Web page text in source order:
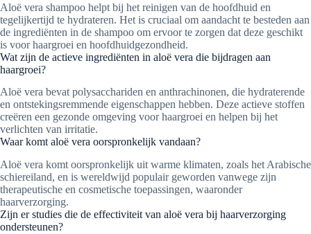
Aloë vera shampoo helpt bij het reinigen van de hoofdhuid en
tegelijkertijd te hydrateren. Het is cruciaal om aandacht te besteden aan
de ingrediënten in de shampoo om ervoor te zorgen dat deze geschikt
is voor haargroei en hoofdhuidgezondheid.
Wat zijn de actieve ingrediënten in aloë vera die bijdragen aan
haargroei?
Aloë vera bevat polysacchariden en anthrachinonen, die hydraterende
en ontstekingsremmende eigenschappen hebben. Deze actieve stoffen
creëren een gezonde omgeving voor haargroei en helpen bij het
verlichten van irritatie.
Waar komt aloë vera oorspronkelijk vandaan?
Aloë vera komt oorspronkelijk uit warme klimaten, zoals het Arabische
schiereiland, en is wereldwijd populair geworden vanwege zijn
therapeutische en cosmetische toepassingen, waaronder
haarverzorging.
Zijn er studies die de effectiviteit van aloë vera bij haarverzorging
ondersteunen?